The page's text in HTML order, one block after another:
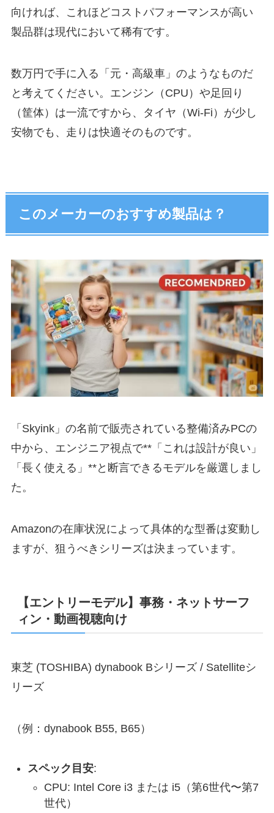
向ければ、これほどコストパフォーマンスが高い
製品群は現代において稀有です。
数万円で手に入る「元・高級車」のようなものだ
と考えてください。エンジン（CPU）や足回り
（筐体）は一流ですから、タイヤ（Wi-Fi）が少し
安物でも、走りは快適そのものです。
このメーカーのおすすめ製品は？
「Skyink」の名前で販売されている整備済みPCの
中から、エンジニア視点で**「これは設計が良い」
「長く使える」**と断言できるモデルを厳選しまし
た。
Amazonの在庫状況によって具体的な型番は変動し
ますが、狙うべきシリーズは決まっています。
【エントリーモデル】事務・ネットサーフ
ィン・動画視聴向け
東芝 (TOSHIBA) dynabook Bシリーズ / Satelliteシ
リーズ
（例：dynabook B55, B65）
スペック目安:
CPU: Intel Core i3 または i5（第6世代〜第7
世代）